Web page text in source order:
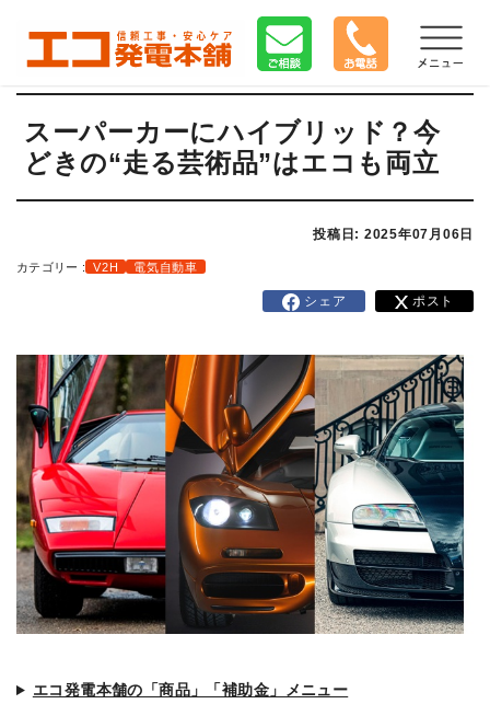
スーパーカーにハイブリッド？今
どきの“走る芸術品”はエコも両立
投稿日: 2025年07月06日
カテゴリー : V2H 電気自動車
シェア ポスト
エコ発電本舗の「商品」「補助金」メニュー